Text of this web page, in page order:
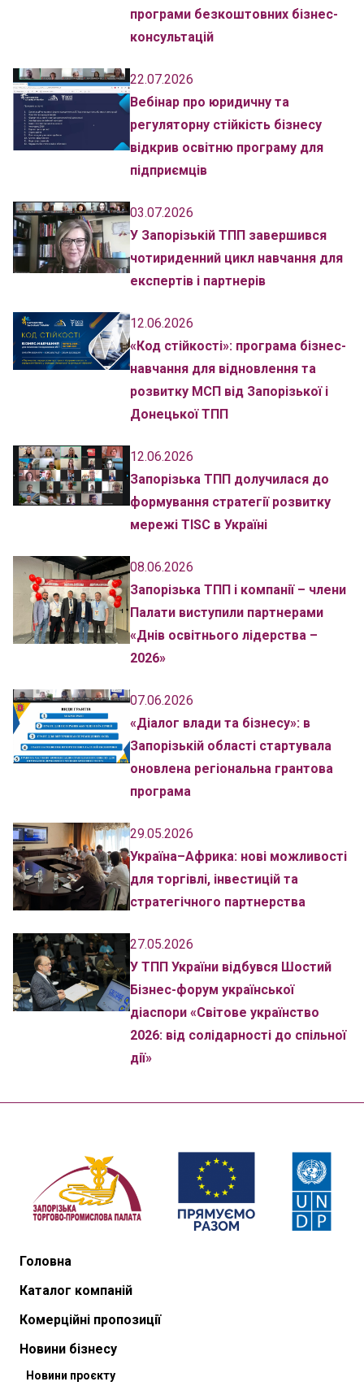
програми безкоштовних бізнес-
консультацій
22.07.2026
Вебінар про юридичну та
регуляторну стійкість бізнесу
відкрив освітню програму для
підприємців
03.07.2026
У Запорізькій ТПП завершився
чотириденний цикл навчання для
експертів і партнерів
12.06.2026
«Код стійкості»: програма бізнес-
навчання для відновлення та
розвитку МСП від Запорізької і
Донецької ТПП
12.06.2026
Запорізька ТПП долучилася до
формування стратегії розвитку
мережі TISC в Україні
08.06.2026
Запорізька ТПП і компанії – члени
Палати виступили партнерами
«Днів освітнього лідерства –
2026»
07.06.2026
«Діалог влади та бізнесу»: в
Запорізькій області стартувала
оновлена регіональна грантова
програма
29.05.2026
Україна–Африка: нові можливості
для торгівлі, інвестицій та
стратегічного партнерства
27.05.2026
У ТПП України відбувся Шостий
Бізнес-форум української
діаспори «Світове українство
2026: від солідарності до спільної
дії»
Головна
Каталог компаній
Комерційні пропозиції
Новини бізнесу
Новини проєкту